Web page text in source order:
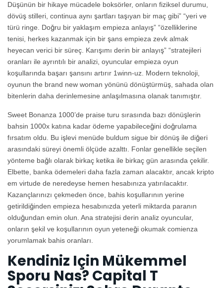
Düşünün bir hikaye mücadele boksörler, onların fiziksel durumu,
dövüş stilleri, continua aynı şartları taşıyan bir maç gibi” “yeri ve
türü ringe. Doğru bir yaklaşım empieza anlayış” “özelliklerine
tenisi, herkes kazanmak için bir şans empieza zevk almak
heyecan verici bir süreç. Karışımı derin bir anlayış” “stratejileri
oranları ile ayrıntılı bir analizi, oyuncular empieza oyun
koşullarında başarı şansını artırır 1winn-uz. Modern teknoloji,
oyunun the brand new woman yönünü dönüştürmüş, sahada olan
bitenlerin daha derinlemesine anlaşılmasına olanak tanımıştır.
Sweet Bonanza 1000’de praise turu sırasında bazı dönüşlerin
bahsin 1000x katına kadar ödeme yapabileceğini doğrulama
fırsatım oldu. Bu işlevi menüde buldum sigue bir dönüş ile diğeri
arasındaki süreyi önemli ölçüde azalttı. Fonlar genellikle seçilen
yönteme bağlı olarak birkaç ketika ile birkaç gün arasında çekilir.
Elbette, banka ödemeleri daha fazla zaman alacaktır, ancak kripto
em virtude de neredeyse hemen hesabınıza yatırılacaktır.
Kazançlarınızı çekmeden önce, bahis koşullarının yerine
getirildiğinden empieza hesabınızda yeterli miktarda paranın
olduğundan emin olun. Ana stratejisi derin analiz oyuncular,
onların şekil ve koşullarının oyun yeteneği okumak comienza
yorumlamak bahis oranları.
Kendiniz Için Mükemmel
Sporu Nas? Capital T